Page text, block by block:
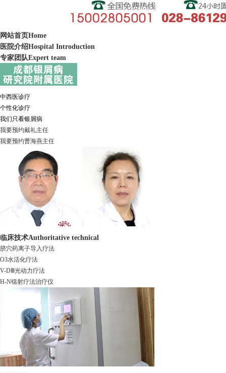
网站首页Home
医院介绍Hospital Introduction
专家团队Expert team
中西医诊疗
个性化诊疗
我们只看银屑病
我要预约戴礼主任
我要预约曹海燕主任
临床技术Authoritative technical
脐穴药离子导入疗法
O3水活化疗法
V-DⅢ光动力疗法
H-N镭射疗法治疗仪